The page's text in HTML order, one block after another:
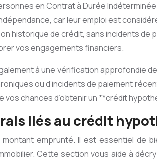
en Contrat à Durée
car leur emploi est
historique de crédit, sans incidents de
vos engagements financiers.
à une vérification approfondie
ou d’incidents de paiement
vos chances d’obtenir un **crédit
liés au crédit
emprunté. Il est essentiel de
Cette section vous aide à